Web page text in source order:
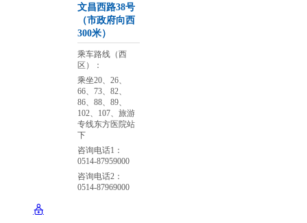
文昌西路38号
（市政府向西
300米）
乘车路线（西
区）：
乘坐20、26、
66、73、82、
86、88、89、
102、107、旅游
专线东方医院站
下
咨询电话1：
0514-87959000
咨询电话2：
0514-87969000